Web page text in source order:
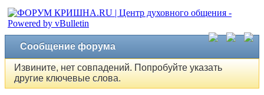
Сообщение форума
Извините, нет совпадений. Попробуйте указать
другие ключевые слова.